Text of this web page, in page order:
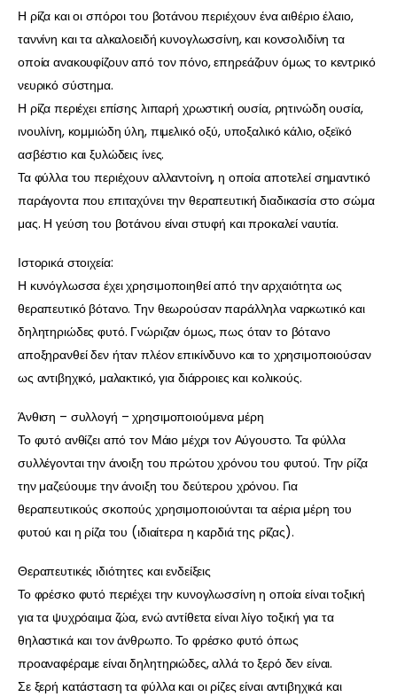
Η ρίζα και οι σπόροι του βοτάνου περιέχουν ένα αιθέριο έλαιο,
ταννίνη και τα αλκαλοειδή κυνογλωσσίνη, και κονσολιδίνη τα
οποία ανακουφίζουν από τον πόνο, επηρεάζουν όμως το κεντρικό
νευρικό σύστημα.
Η ρίζα περιέχει επίσης λιπαρή χρωστική ουσία, ρητινώδη ουσία,
ινουλίνη, κομμιώδη ύλη, πιμελικό οξύ, υποξαλικό κάλιο, οξεϊκό
ασβέστιο και ξυλώδεις ίνες.
Τα φύλλα του περιέχουν αλλαντοίνη, η οποία αποτελεί σημαντικό
παράγοντα που επιταχύνει την θεραπευτική διαδικασία στο σώμα
μας. Η γεύση του βοτάνου είναι στυφή και προκαλεί ναυτία.
Ιστορικά στοιχεία:
Η κυνόγλωσσα έχει χρησιμοποιηθεί από την αρχαιότητα ως
θεραπευτικό βότανο. Την θεωρούσαν παράλληλα ναρκωτικό και
δηλητηριώδες φυτό. Γνώριζαν όμως, πως όταν το βότανο
αποξηρανθεί δεν ήταν πλέον επικίνδυνο και το χρησιμοποιούσαν
ως αντιβηχικό, μαλακτικό, για διάρροιες και κολικούς.
Άνθιση – συλλογή – χρησιμοποιούμενα μέρη
Το φυτό ανθίζει από τον Μάιο μέχρι τον Αύγουστο. Τα φύλλα
συλλέγονται την άνοιξη του πρώτου χρόνου του φυτού. Την ρίζα
την μαζεύουμε την άνοιξη του δεύτερου χρόνου. Για
θεραπευτικούς σκοπούς χρησιμοποιούνται τα αέρια μέρη του
φυτού και η ρίζα του (ιδιαίτερα η καρδιά της ρίζας).
Θεραπευτικές ιδιότητες και ενδείξεις
Το φρέσκο φυτό περιέχει την κυνογλωσσίνη η οποία είναι τοξική
για τα ψυχρόαιμα ζώα, ενώ αντίθετα είναι λίγο τοξική για τα
θηλαστικά και τον άνθρωπο. Το φρέσκο φυτό όπως
προαναφέραμε είναι δηλητηριώδες, αλλά το ξερό δεν είναι.
Σε ξερή κατάσταση τα φύλλα και οι ρίζες είναι αντιβηχικά και